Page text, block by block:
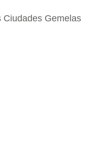
Ciudades Gemelas